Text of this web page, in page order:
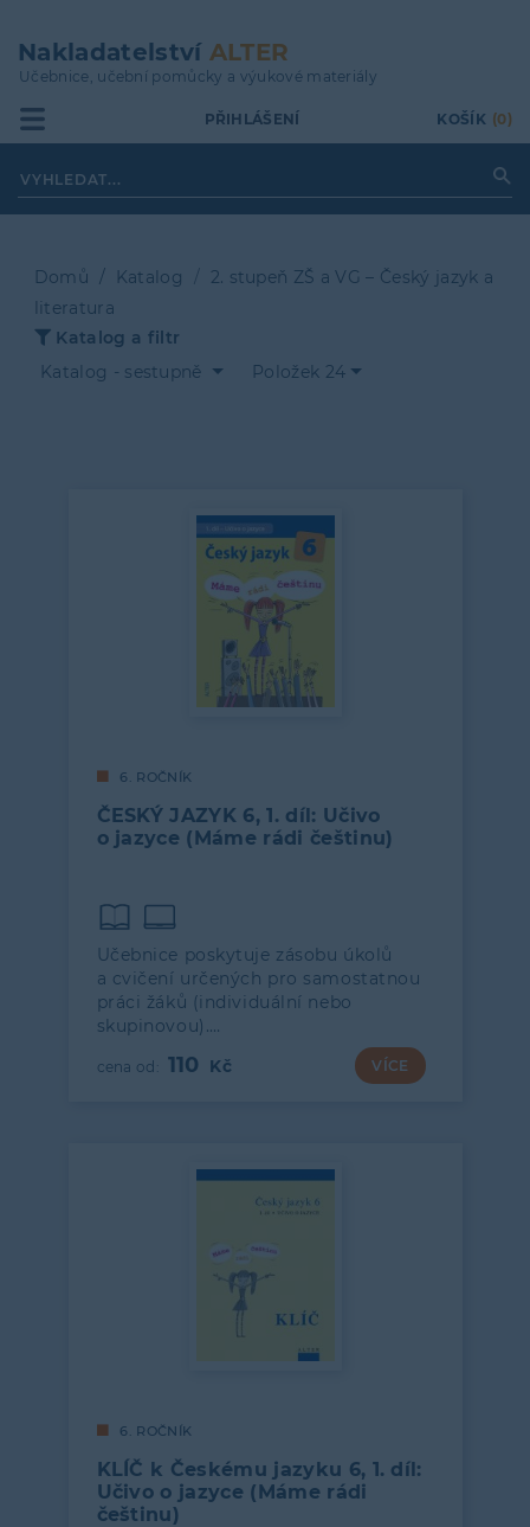
hlavnímu
obsahu
Nakladatelství ALTER
Učebnice, učební pomůcky a výukové materiály
PŘIHLÁŠENÍ KOŠÍK (0)
Drobečková
navigace
Domů Katalog
2. stupeň ZŠ a VG – Český jazyk a
literatura
Katalog a filtr
Katalog - sestupně
Položek 24
6. ROČNÍK
ČESKÝ JAZYK 6, 1. díl: Učivo
o jazyce (Máme rádi češtinu)
Učebnice poskytuje zásobu úkolů
a cvičení určených pro samostatnou
práci žáků (individuální nebo
skupinovou).…
110 VÍCE
6. ROČNÍK
KLÍČ k Českému jazyku 6, 1. díl:
Učivo o jazyce (Máme rádi
češtinu)